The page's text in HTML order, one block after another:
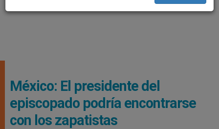
México: El presidente del
episcopado podría encontrarse
con los zapatistas